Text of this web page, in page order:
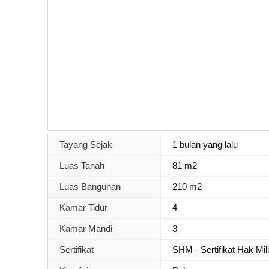
Tayang Sejak 1 bulan yang lalu
Luas Tanah 81 m2
Luas Bangunan 210 m2
Kamar Tidur 4
Kamar Mandi 3
Sertifikat SHM - Sertifikat Hak